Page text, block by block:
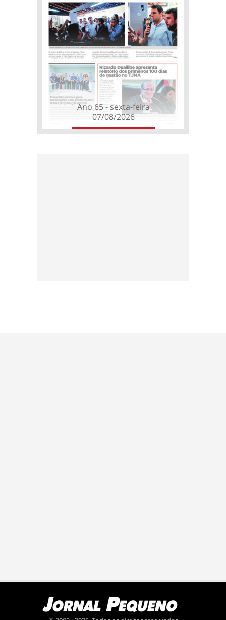
Ano 65 - sexta-feira
07/08/2026